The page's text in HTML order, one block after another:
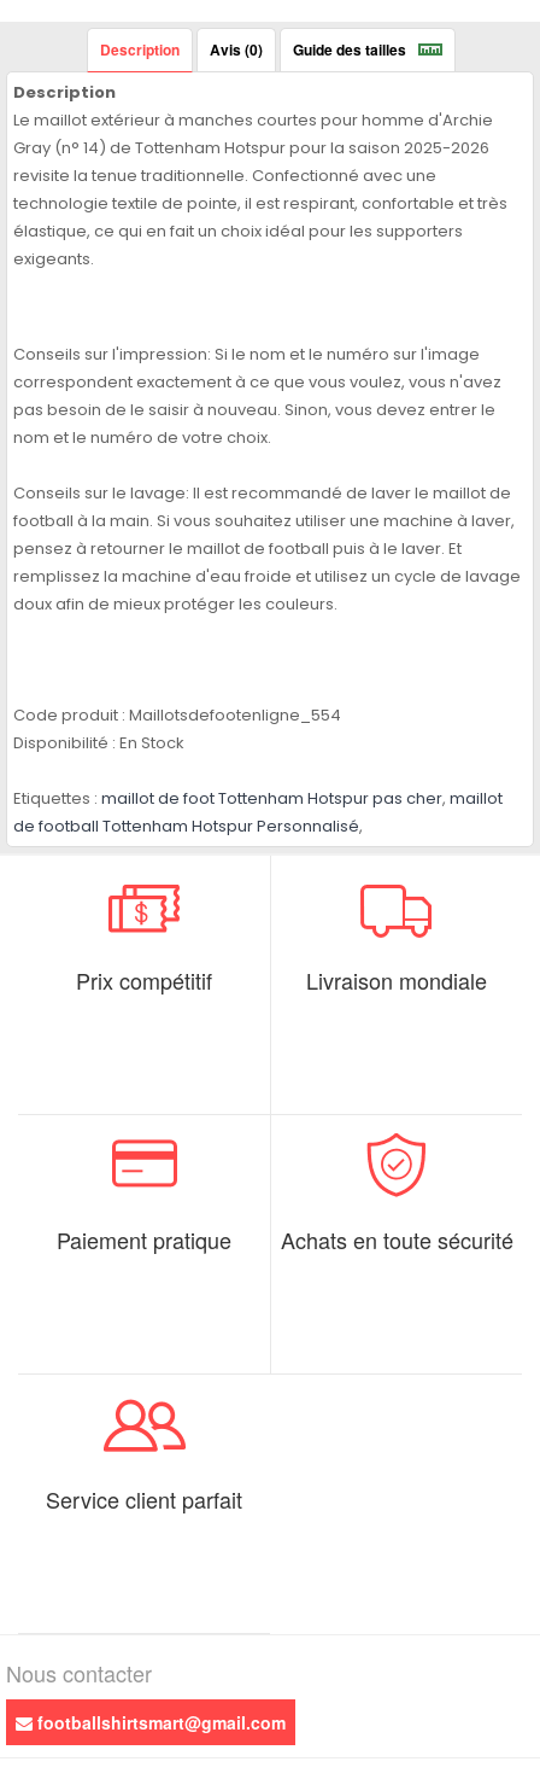
Description Avis (0) Guide des tailles
Description
Le maillot extérieur à manches courtes pour homme d'Archie
Gray (n° 14) de Tottenham Hotspur pour la saison 2025-2026
revisite la tenue traditionnelle. Confectionné avec une
technologie textile de pointe, il est respirant, confortable et très
élastique, ce qui en fait un choix idéal pour les supporters
exigeants.
Conseils sur l'impression: Si le nom et le numéro sur l'image
correspondent exactement à ce que vous voulez, vous n'avez
pas besoin de le saisir à nouveau. Sinon, vous devez entrer le
nom et le numéro de votre choix.
Conseils sur le lavage: Il est recommandé de laver le maillot de
football à la main. Si vous souhaitez utiliser une machine à laver,
pensez à retourner le maillot de football puis à le laver. Et
remplissez la machine d'eau froide et utilisez un cycle de lavage
doux afin de mieux protéger les couleurs.
Code produit : Maillotsdefootenligne_554
Disponibilité : En Stock
Etiquettes : maillot de foot Tottenham Hotspur pas cher, maillot
de football Tottenham Hotspur Personnalisé,
Prix compétitif Livraison mondiale
Paiement pratique Achats en toute sécurité
Service client parfait
Nous contacter
footballshirtsmart@gmail.com